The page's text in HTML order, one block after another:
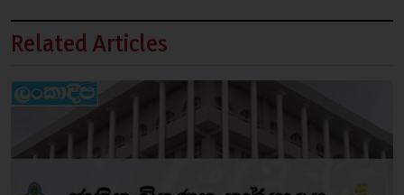
Related Articles